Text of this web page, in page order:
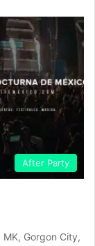
After Party
Gorgon City,